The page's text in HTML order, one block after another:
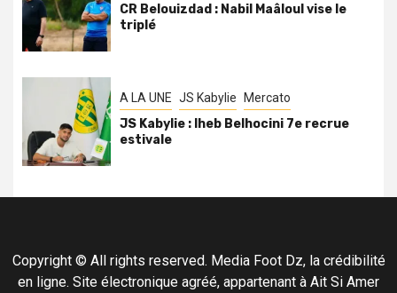
CR Belouizdad : Nabil Maâloul vise le
triplé
A LA UNE JS Kabylie Mercato
JS Kabylie : Iheb Belhocini 7e recrue
estivale
Copyright © All rights reserved. Media Foot Dz, la crédibilité
en ligne. Site électronique agréé, appartenant à Ait Si Amer